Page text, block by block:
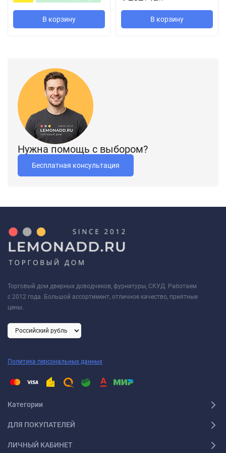
В корзину В корзину
Нужна помощь с выбором?
Бесплатная консультация
Торговый дом дверных доводчиков, фурнитуры, СКУД. Работаем
с 2012 года. Большой ассортимент, отличное качество, приятные
цены.
Политика персональных данных
Категории
ДЛЯ ПОКУПАТЕЛЕЙ
ЛИЧНЫЙ КАБИНЕТ